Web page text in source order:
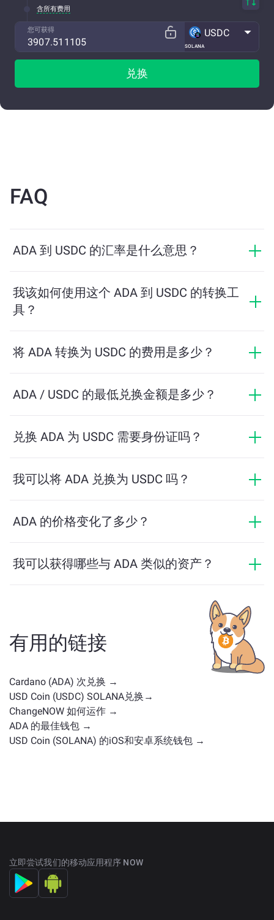
含所有费用
您可获得
SOLANA
USDC
兑换
FAQ
ADA 到 USDC 的汇率是什么意思？
市场行情、供需关系和流动性等因素实时波动。
我该如何使用这个 ADA 到 USDC 的转换工
具？
可获得的 USDC 数量。然后按照提示步骤完成交易即
将 ADA 转换为 USDC 的费用是多少？
ChangeNOW 提供具有竞争力的费率，没有隐藏费用，
ADA / USDC 的最低兑换金额是多少？
保顺利交易所需的最低金额。但在大多数情况下，最低
兑换 ADA 为 USDC 需要身份证吗？
匿名。然而，如果您登录ChangeNOW Pro并完成验证，
我可以将 ADA 兑换为 USDC 吗？
ADA，反之亦然。此外，ChangeNOW 还支持多链桥功
ADA 的价格变化了多少？
我可以获得哪些与 ADA 类似的资产？
实用代币、治理币或其他类型。常见的替代方案包括具
有类似用途或市场定位的其他加密货币。请查看主交换
页面上所有可供兑换的资产。
有用的链接
Cardano (ADA) 次兑换 →
USD Coin (USDC) SOLANA兑换→
ChangeNOW 如何运作 →
ADA 的最佳钱包 →
USD Coin (SOLANA) 的iOS和安卓系统钱包 →
立即尝试我们的移动应用程序 NOW